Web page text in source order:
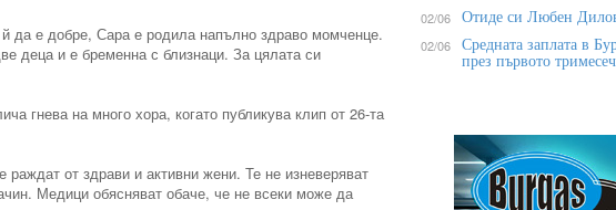
да е добре, Сара е родила напълно здраво момченце.
деца и е бременна с близнаци. За цялата си
гнева на много хора, когато публикува клип от 26-та
раждат от здрави и активни жени. Те не изневеряват
Медици обясняват обаче, че не всеки може да
02/06 Отиде си Любен
02/06 Средната заплата в
през първото